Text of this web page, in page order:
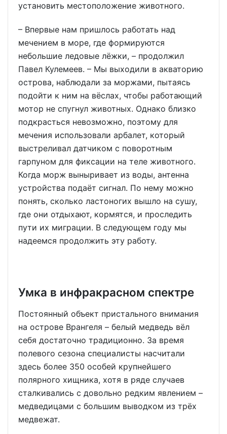
установить местоположение животного.
– Впервые нам пришлось работать над
мечением в море, где формируются
небольшие ледовые лёжки, – продолжил
Павел Кулемеев. – Мы выходили в акваторию
острова, наблюдали за моржами, пытаясь
подойти к ним на вёслах, чтобы работающий
мотор не спугнул животных. Однако близко
подкрасться невозможно, поэтому для
мечения использовали арбалет, который
выстреливал датчиком с поворотным
гарпуном для фиксации на теле животного.
Когда морж выныривает из воды, антенна
устройства подаёт сигнал. По нему можно
понять, сколько ластоногих вышло на сушу,
где они отдыхают, кормятся, и проследить
пути их миграции. В следующем году мы
надеемся продолжить эту работу.
Умка в инфракрасном спектре
Постоянный объект пристального внимания
на острове Врангеля – белый медведь вёл
себя достаточно традиционно. За время
полевого сезона специалисты насчитали
здесь более 350 особей крупнейшего
полярного хищника, хотя в ряде случаев
сталкивались с довольно редким явлением –
медведицами с большим выводком из трёх
медвежат.